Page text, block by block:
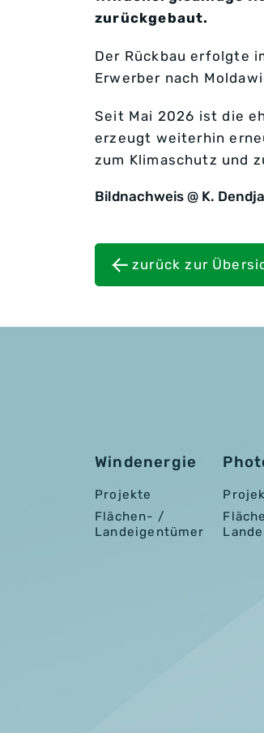
zurückgebaut.
Der Rückbau erfolgte
Erwerber nach
Seit Mai 2026 ist die
erzeugt weiterhin
zum Klimaschutz und
Bildnachweis @ K.
zurück zur
Windenergie
Projekte
Flächen- /
Landeigentümer